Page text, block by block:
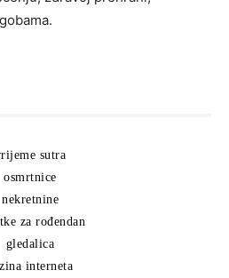
sutra
osmrtnice
nekretnine
za rođendan
gledalica
interneta